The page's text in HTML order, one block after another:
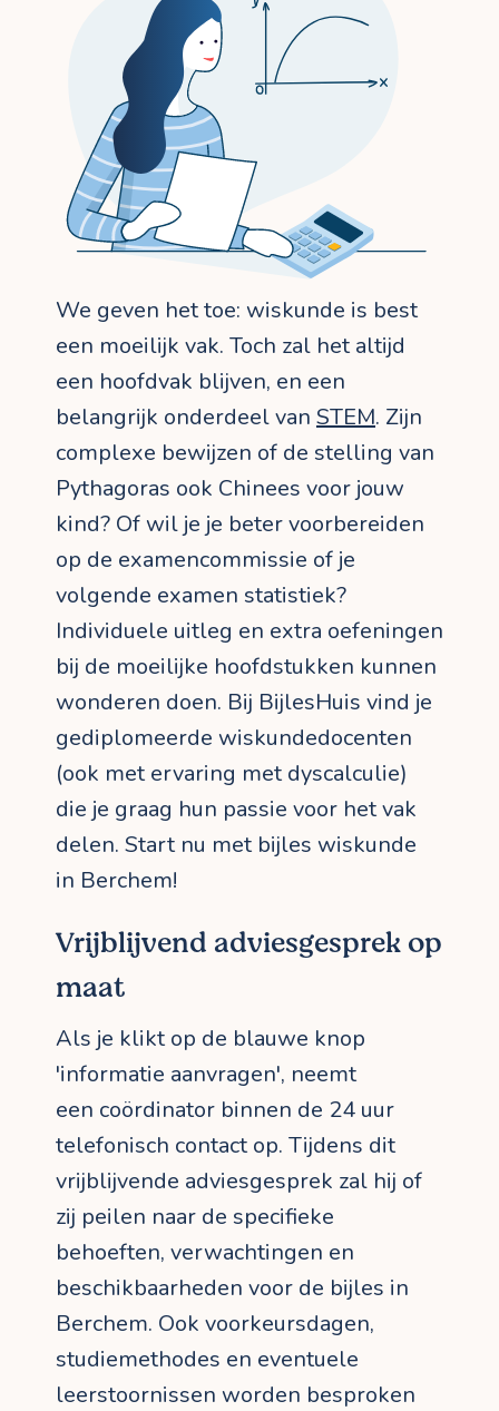
We geven het toe: wiskunde is best
een moeilijk vak. Toch zal het altijd
een hoofdvak blijven, en een
belangrijk onderdeel van STEM. Zijn
complexe bewijzen of de stelling van
Pythagoras ook Chinees voor jouw
kind? Of wil je je beter voorbereiden
op de examencommissie of je
volgende examen statistiek?
Individuele uitleg en extra oefeningen
bij de moeilijke hoofdstukken kunnen
wonderen doen. Bij BijlesHuis vind je
gediplomeerde wiskundedocenten
(ook met ervaring met dyscalculie)
die je graag hun passie voor het vak
delen. Start nu met bijles wiskunde
in Berchem!
Vrijblijvend adviesgesprek op
maat
Als je klikt op de blauwe knop
'informatie aanvragen', neemt
een coördinator binnen de 24 uur
telefonisch contact op. Tijdens dit
vrijblijvende adviesgesprek zal hij of
zij peilen naar de specifieke
behoeften, verwachtingen en
beschikbaarheden voor de bijles in
Berchem. Ook voorkeursdagen,
studiemethodes en eventuele
leerstoornissen worden besproken